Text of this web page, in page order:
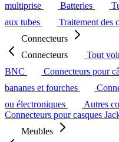
multiprise
Batteries
aux tubes
Traitement des
Connecteurs
Connecteurs
Tout
BNC
Connecteurs pour
bananes et fourches
ou électroniques
Autres
Connecteurs pour casques
Meubles